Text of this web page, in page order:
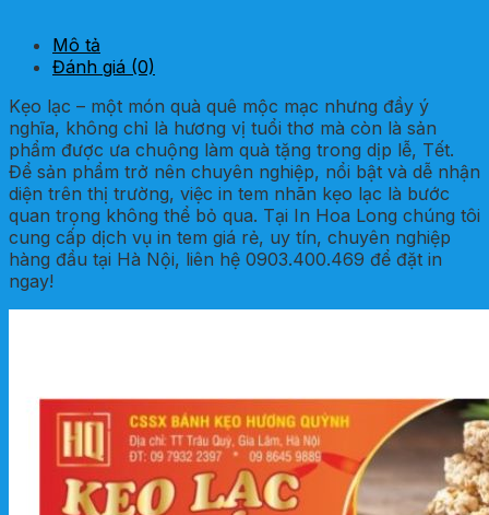
Mô tả
Đánh giá (0)
Kẹo lạc – một món quà quê mộc mạc nhưng đầy ý
nghĩa, không chỉ là hương vị tuổi thơ mà còn là sản
phẩm được ưa chuộng làm quà tặng trong dịp lễ, Tết.
Để sản phẩm trở nên chuyên nghiệp, nổi bật và dễ nhận
diện trên thị trường, việc in tem nhãn kẹo lạc là bước
quan trọng không thể bỏ qua. Tại In Hoa Long chúng tôi
cung cấp dịch vụ in tem giá rẻ, uy tín, chuyên nghiệp
hàng đầu tại Hà Nội, liên hệ 0903.400.469 để đặt in
ngay!